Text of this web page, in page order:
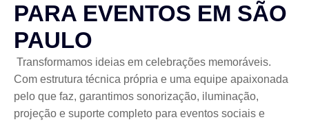
PARA EVENTOS EM SÃO
PAULO
Transformamos ideias em celebrações memoráveis.
Com estrutura técnica própria e uma equipe apaixonada
pelo que faz, garantimos sonorização, iluminação,
projeção e suporte completo para eventos sociais e